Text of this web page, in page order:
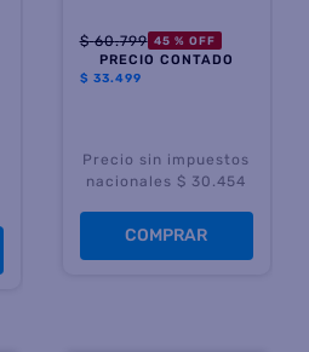
$ 60.799 45 % OFF
PRECIO CONTADO
$ 33.499
Precio sin impuestos
nacionales $ 30.454
COMPRAR